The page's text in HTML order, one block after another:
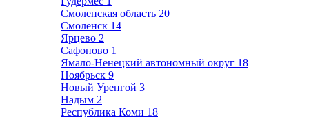
Смоленская область 20
Смоленск 14
Ярцево 2
Сафоново 1
Ямало-Ненецкий автономный округ 18
Ноябрьск 9
Новый Уренгой 3
Надым 2
Республика Коми 18